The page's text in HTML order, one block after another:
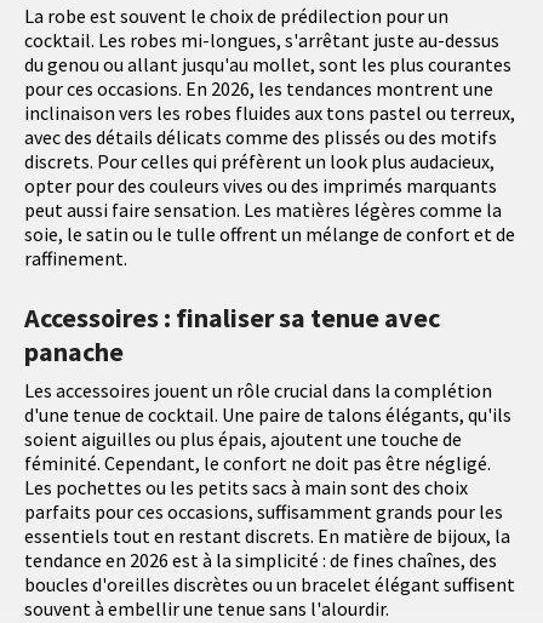
La robe est souvent le choix de prédilection pour un
cocktail. Les robes mi-longues, s'arrêtant juste au-dessus
du genou ou allant jusqu'au mollet, sont les plus courantes
pour ces occasions. En 2026, les tendances montrent une
inclinaison vers les robes fluides aux tons pastel ou terreux,
avec des détails délicats comme des plissés ou des motifs
discrets. Pour celles qui préfèrent un look plus audacieux,
opter pour des couleurs vives ou des imprimés marquants
peut aussi faire sensation. Les matières légères comme la
soie, le satin ou le tulle offrent un mélange de confort et de
raffinement.
Accessoires : finaliser sa tenue avec
panache
Les accessoires jouent un rôle crucial dans la complétion
d'une tenue de cocktail. Une paire de talons élégants, qu'ils
soient aiguilles ou plus épais, ajoutent une touche de
féminité. Cependant, le confort ne doit pas être négligé.
Les pochettes ou les petits sacs à main sont des choix
parfaits pour ces occasions, suffisamment grands pour les
essentiels tout en restant discrets. En matière de bijoux, la
tendance en 2026 est à la simplicité : de fines chaînes, des
boucles d'oreilles discrètes ou un bracelet élégant suffisent
souvent à embellir une tenue sans l'alourdir.